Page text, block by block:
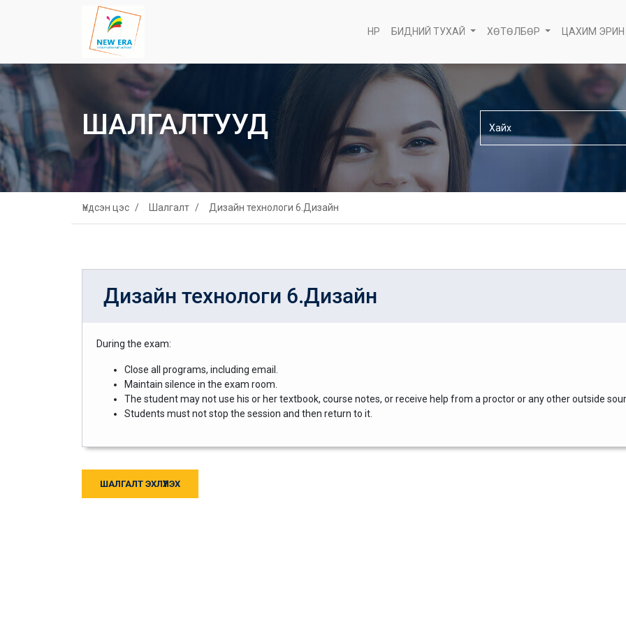
НҮҮР БИДНИЙ ТУХАЙ ХӨТӨЛБӨР ЦАХИМ ЭРИН
ШАЛГАЛТУУД
Үндсэн цэс Шалгалт Дизайн технологи 6.Дизайн
Дизайн технологи 6.Дизайн
During the exam:
Close all programs, including email.
Maintain silence in the exam room.
The student may not use his or her textbook, course notes, or receive help from a proctor or any other outside
Students must not stop the session and then return to it.
ШАЛГАЛТ ЭХЛҮҮЛЭХ